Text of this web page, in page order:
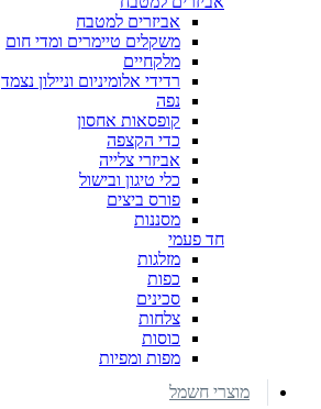
אביזרים למטבח
משקלים טיימרים ומדי חום
מלקחיים
רדידי אלומיניום וניילון נצמד
נפה
קופסאות אחסון
כדי הקצפה
אביזרי צלייה
כלי טיגון ובישול
פורס ביצים
מסננות
חד פעמי
מזלגות
כפות
סכינים
צלחות
כוסות
מפות ומפיות
מוצרי חשמל